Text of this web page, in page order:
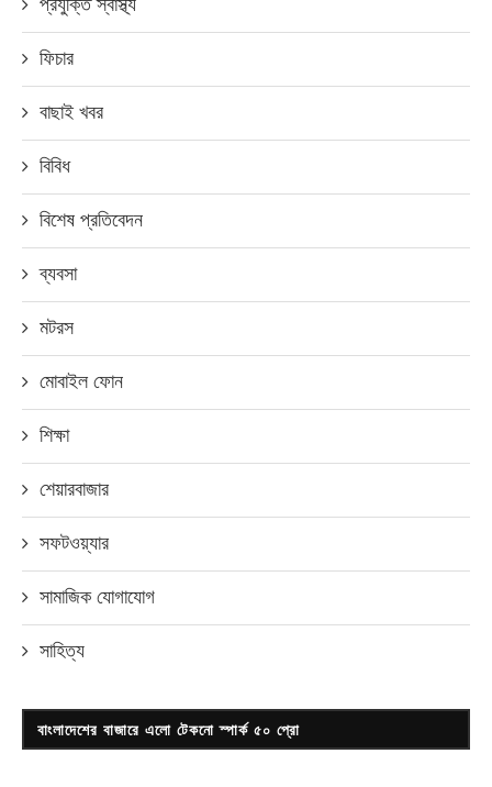
ফিচার
বাছাই খবর
বিবিধ
বিশেষ প্রতিবেদন
ব্যবসা
মটরস
মোবাইল ফোন
শিক্ষা
শেয়ারবাজার
সফটওয়্যার
সামাজিক যোগাযোগ
সাহিত্য
বাংলাদেশের বাজারে এলো টেকনো স্পার্ক ৫০ প্রো